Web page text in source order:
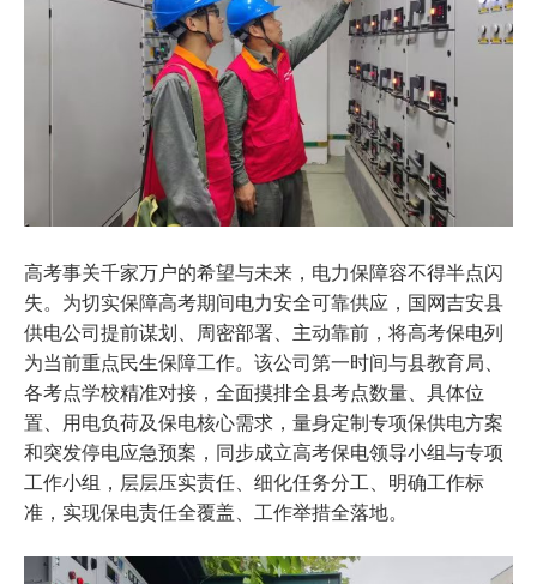
高考事关千家万户的希望与未来，电力保障容不得半点闪
失。为切实保障高考期间电力安全可靠供应，国网吉安县
供电公司提前谋划、周密部署、主动靠前，将高考保电列
为当前重点民生保障工作。该公司第一时间与县教育局、
各考点学校精准对接，全面摸排全县考点数量、具体位
置、用电负荷及保电核心需求，量身定制专项保供电方案
和突发停电应急预案，同步成立高考保电领导小组与专项
工作小组，层层压实责任、细化任务分工、明确工作标
准，实现保电责任全覆盖、工作举措全落地。